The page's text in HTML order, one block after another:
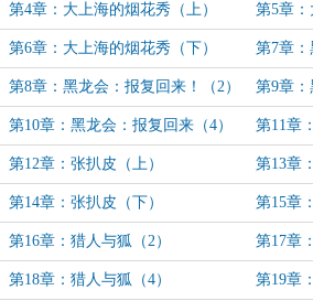
第4章：大上海的烟花秀（上） 第5章：
（求月
第6章：大上海的烟花秀（下）
（求……）
第7章：
第8章：黑龙会：报复回来！（2） 第9章：
第10章：黑龙会：报复回来（4） 第11章
第12章：张扒皮（上） 第13章
第14章：张扒皮（下） 第15章
第16章：猎人与狐（2） 第17章
第18章：猎人与狐（4） 第19章